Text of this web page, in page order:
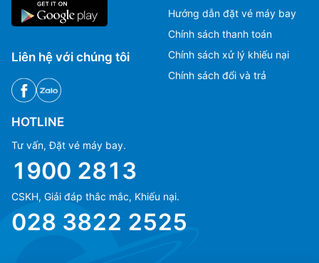
Liên hệ với chúng tôi
Hướng dẫn đặt vé máy bay
Chính sách thanh toán
Chính sách xử lý khiếu nại
Chính sách đổi và trả
HOTLINE
Tư vấn, Đặt vé máy bay.
1900 2813
CSKH, Giải đáp thắc mắc, Khiếu nại.
028 3822 2525
(+84) 70 854 1213